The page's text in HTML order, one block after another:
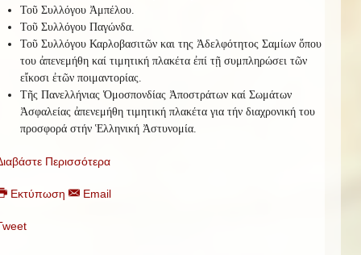
Τοῦ Συλλόγου Ἀμπέλου.
Τοῦ Συλλόγου Παγώνδα.
Τοῦ Συλλόγου Καρλοβασιτῶν και της Ἀδελφότητος Σαμίων ὅπου
του ἀπενεμήθη καί τιμητική πλακέτα ἐπί τῇ συμπληρώσει τῶν
εἴκοσι ἐτῶν ποιμαντορίας.
Τῆς Πανελλήνιας Ὁμοσπονδίας Ἀποστράτων καί Σωμάτων
Ἀσφαλείας ἀπενεμήθη τιμητική πλακέτα για τήν διαχρονική του
προσφορά στήν Ἑλληνική Ἀστυνομία.
Περισσότερα
Εκτύπωση Email